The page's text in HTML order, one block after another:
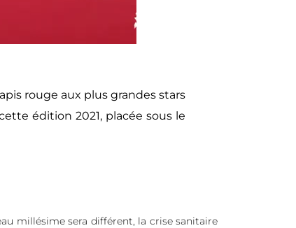
rouge aux plus grandes stars
édition 2021, placée sous le
millésime sera différent, la crise sanitaire